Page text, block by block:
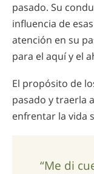
pasado. Su
influencia de
atención en su
para el aquí y el
El propósito de
pasado y traerla
enfrentar la vida
“Me di